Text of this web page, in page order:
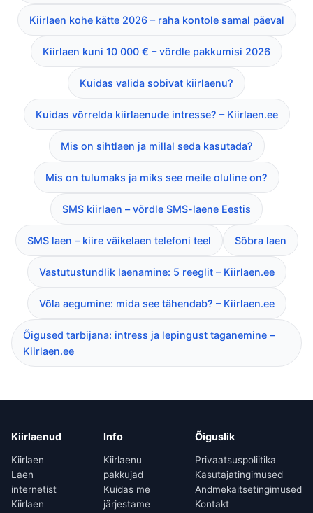
Kiirlaen kohe kätte 2026 – raha kontole samal päeval
Kiirlaen kuni 10 000 € – võrdle pakkumisi 2026
Kuidas valida sobivat kiirlaenu?
Kuidas võrrelda kiirlaenude intresse? – Kiirlaen.ee
Mis on sihtlaen ja millal seda kasutada?
Mis on tulumaks ja miks see meile oluline on?
SMS kiirlaen – võrdle SMS-laene Eestis
SMS laen – kiire väikelaen telefoni teel Sõbra laen
Vastutustundlik laenamine: 5 reeglit – Kiirlaen.ee
Võla aegumine: mida see tähendab? – Kiirlaen.ee
Õigused tarbijana: intress ja lepingust taganemine –
Kiirlaen.ee
Kiirlaenud
Kiirlaen
Laen
internetist
Kiirlaen
Info
Kiirlaenu
pakkujad
Kuidas me
järjestame
Õiguslik
Privaatsuspoliitika
Kasutajatingimused
Andmekaitsetingimused
Kontakt